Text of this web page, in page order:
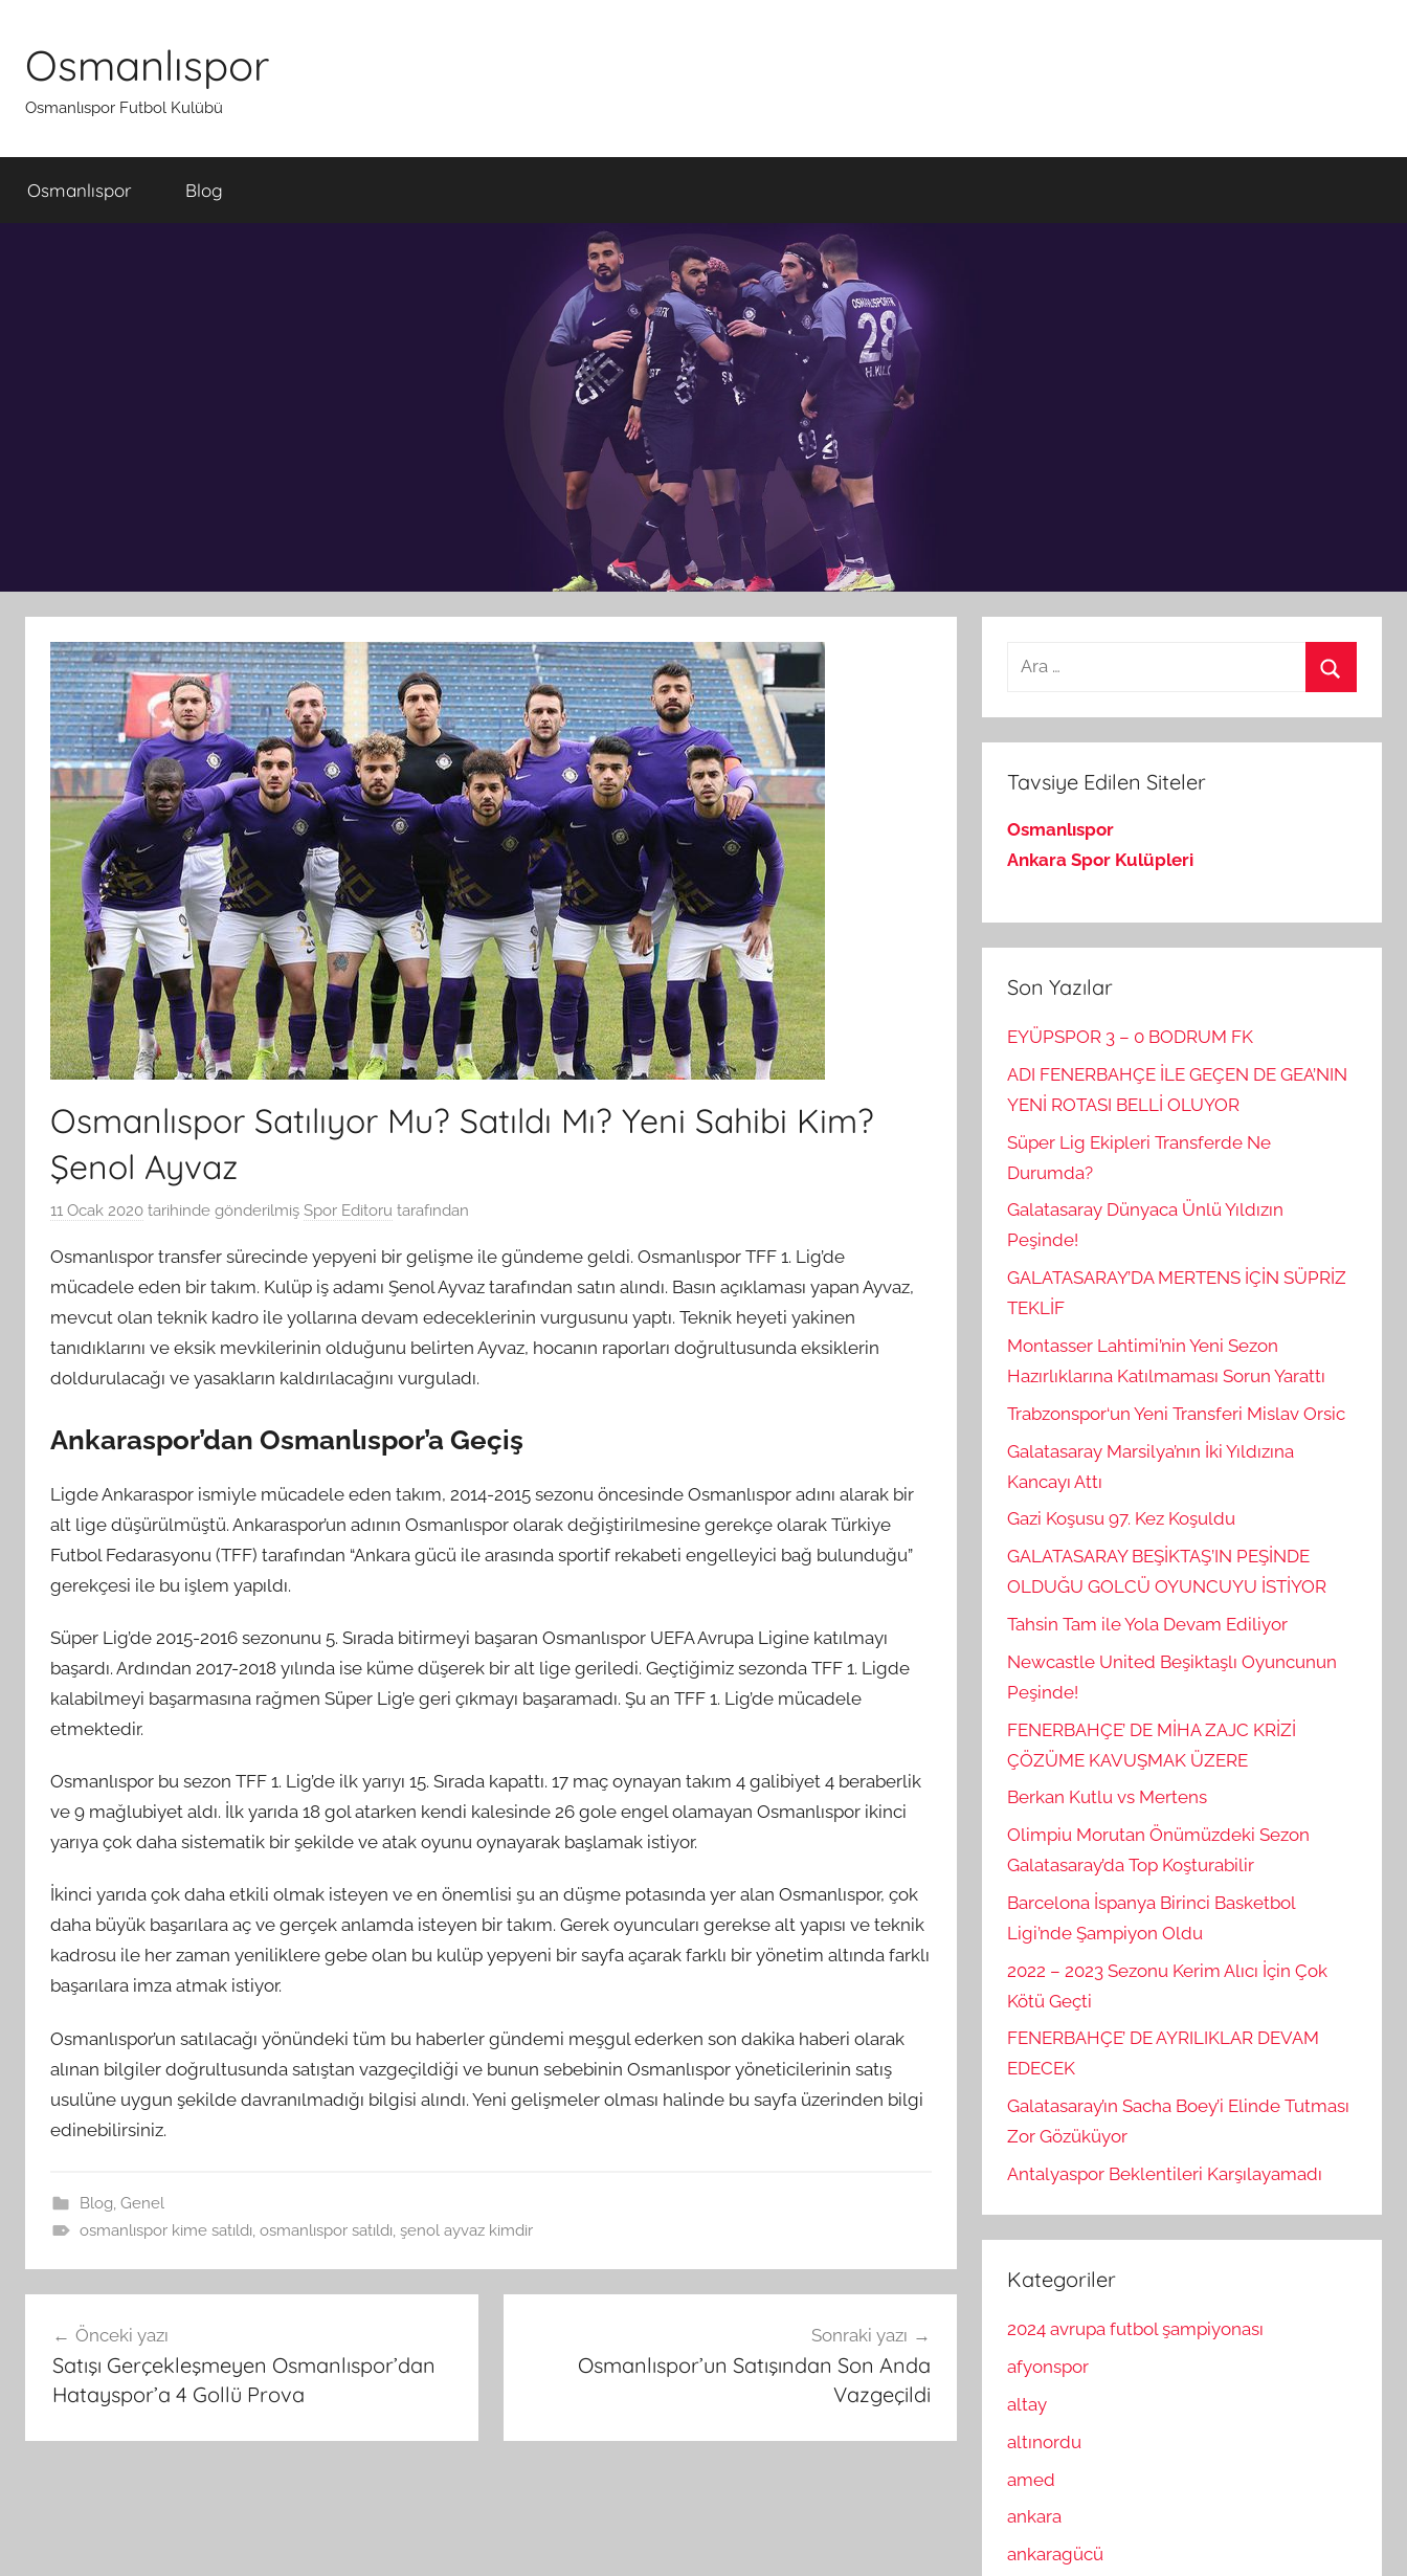
Osmanlıspor
Osmanlıspor Futbol Kulübü
Osmanlıspor Blog
Osmanlıspor Satılıyor Mu? Satıldı Mı? Yeni Sahibi Kim?
Şenol Ayvaz
11 Ocak 2020 tarihinde gönderilmiş Spor Editoru tarafından
Osmanlıspor transfer sürecinde yepyeni bir gelişme ile gündeme geldi. Osmanlıspor TFF 1. Lig’de
mücadele eden bir takım. Kulüp iş adamı Şenol Ayvaz tarafından satın alındı. Basın açıklaması yapan Ayvaz,
mevcut olan teknik kadro ile yollarına devam edeceklerinin vurgusunu yaptı. Teknik heyeti yakinen
tanıdıklarını ve eksik mevkilerinin olduğunu belirten Ayvaz, hocanın raporları doğrultusunda eksiklerin
doldurulacağı ve yasakların kaldırılacağını vurguladı.
Ankaraspor’dan Osmanlıspor’a Geçiş
Ligde Ankaraspor ismiyle mücadele eden takım, 2014-2015 sezonu öncesinde Osmanlıspor adını alarak bir
alt lige düşürülmüştü. Ankaraspor’un adının Osmanlıspor olarak değiştirilmesine gerekçe olarak Türkiye
Futbol Fedarasyonu (TFF) tarafından “Ankara gücü ile arasında sportif rekabeti engelleyici bağ bulunduğu”
gerekçesi ile bu işlem yapıldı.
Süper Lig’de 2015-2016 sezonunu 5. Sırada bitirmeyi başaran Osmanlıspor UEFA Avrupa Ligine katılmayı
başardı. Ardından 2017-2018 yılında ise küme düşerek bir alt lige geriledi. Geçtiğimiz sezonda TFF 1. Ligde
kalabilmeyi başarmasına rağmen Süper Lig’e geri çıkmayı başaramadı. Şu an TFF 1. Lig’de mücadele
etmektedir.
Osmanlıspor bu sezon TFF 1. Lig’de ilk yarıyı 15. Sırada kapattı. 17 maç oynayan takım 4 galibiyet 4 beraberlik
ve 9 mağlubiyet aldı. İlk yarıda 18 gol atarken kendi kalesinde 26 gole engel olamayan Osmanlıspor ikinci
yarıya çok daha sistematik bir şekilde ve atak oyunu oynayarak başlamak istiyor.
İkinci yarıda çok daha etkili olmak isteyen ve en önemlisi şu an düşme potasında yer alan Osmanlıspor, çok
daha büyük başarılara aç ve gerçek anlamda isteyen bir takım. Gerek oyuncuları gerekse alt yapısı ve teknik
kadrosu ile her zaman yeniliklere gebe olan bu kulüp yepyeni bir sayfa açarak farklı bir yönetim altında farklı
başarılara imza atmak istiyor.
Osmanlıspor’un satılacağı yönündeki tüm bu haberler gündemi meşgul ederken son dakika haberi olarak
alınan bilgiler doğrultusunda satıştan vazgeçildiği ve bunun sebebinin Osmanlıspor yöneticilerinin satış
usulüne uygun şekilde davranılmadığı bilgisi alındı. Yeni gelişmeler olması halinde bu sayfa üzerinden bilgi
edinebilirsiniz.
Blog Genel
osmanlıspor kime satıldı osmanlıspor satıldı şenol ayvaz kimdir
gezinmesi
Önceki yazı
Satışı Gerçekleşmeyen Osmanlıspor’dan
Hatayspor’a 4 Gollü Prova
Sonraki yazı
Osmanlıspor’un Satışından Son Anda
Vazgeçildi
Arama:
Tavsiye Edilen Siteler
Osmanlıspor
Ankara Spor Kulüpleri
Son Yazılar
EYÜPSPOR 3 – 0 BODRUM FK
ADI FENERBAHÇE İLE GEÇEN DE GEA’NIN
YENİ ROTASI BELLİ OLUYOR
Süper Lig Ekipleri Transferde Ne
Durumda?
Galatasaray Dünyaca Ünlü Yıldızın
Peşinde!
GALATASARAY’DA MERTENS İÇİN SÜPRİZ
TEKLİF
Montasser Lahtimi’nin Yeni Sezon
Hazırlıklarına Katılmaması Sorun Yarattı
Trabzonspor‘un Yeni Transferi Mislav Orsic
Galatasaray Marsilya’nın İki Yıldızına
Kancayı Attı
Gazi Koşusu 97. Kez Koşuldu
GALATASARAY BEŞİKTAŞ’IN PEŞİNDE
OLDUĞU GOLCÜ OYUNCUYU İSTİYOR
Tahsin Tam ile Yola Devam Ediliyor
Newcastle United Beşiktaşlı Oyuncunun
Peşinde!
FENERBAHÇE’ DE MİHA ZAJC KRİZİ
ÇÖZÜME KAVUŞMAK ÜZERE
Berkan Kutlu vs Mertens
Olimpiu Morutan Önümüzdeki Sezon
Galatasaray’da Top Koşturabilir
Barcelona İspanya Birinci Basketbol
Ligi’nde Şampiyon Oldu
2022 – 2023 Sezonu Kerim Alıcı İçin Çok
Kötü Geçti
FENERBAHÇE’ DE AYRILIKLAR DEVAM
EDECEK
Galatasaray’ın Sacha Boey’i Elinde Tutması
Zor Gözüküyor
Antalyaspor Beklentileri Karşılayamadı
Kategoriler
2024 avrupa futbol şampiyonası
afyonspor
altay
altınordu
amed
ankara
ankaragücü